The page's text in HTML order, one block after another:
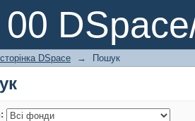
00
DSpace → Пошук